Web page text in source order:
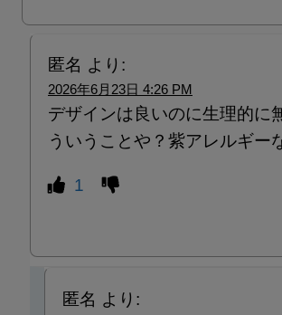
匿名 より:
2026年6月23日 4:26 PM
デザインは良いのに生理的に
ういうことや？紫アレルギー
1
匿名 より: